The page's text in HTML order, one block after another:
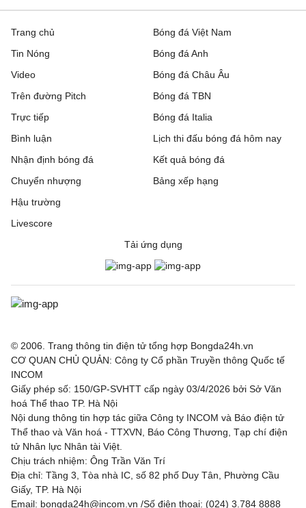
Trang chủ
Tin Nóng
Video
Trên đường Pitch
Trực tiếp
Bóng đá Việt Nam
Bóng đá Anh
Bóng đá Châu Âu
Bóng đá TBN
Bóng đá Italia
Bình luận
Nhận định bóng đá
Chuyển nhượng
Hậu trường
Livescore
Lịch thi đấu bóng đá hôm nay
Kết quả bóng đá
Bảng xếp hạng
Tải ứng dụng
© 2006. Trang thông tin điện tử tổng hợp Bongda24h.vn
CƠ QUAN CHỦ QUẢN: Công ty Cổ phần Truyền thông Quốc tế
INCOM
Giấy phép số: 150/GP-SVHTT cấp ngày 03/4/2026 bởi Sở Văn
hoá Thể thao TP. Hà Nội
Nội dung thông tin hợp tác giữa Công ty INCOM và Báo điện tử
Thể thao và Văn hoá - TTXVN, Báo Công Thương, Tạp chí điện
tử Nhân lực Nhân tài Việt.
Chịu trách nhiệm: Ông Trần Văn Trí
Địa chỉ: Tầng 3, Tòa nhà IC, số 82 phố Duy Tân, Phường Cầu
Giấy, TP. Hà Nội
Email: bongda24h@incom.vn /Số điện thoại: (024) 3.784 8888